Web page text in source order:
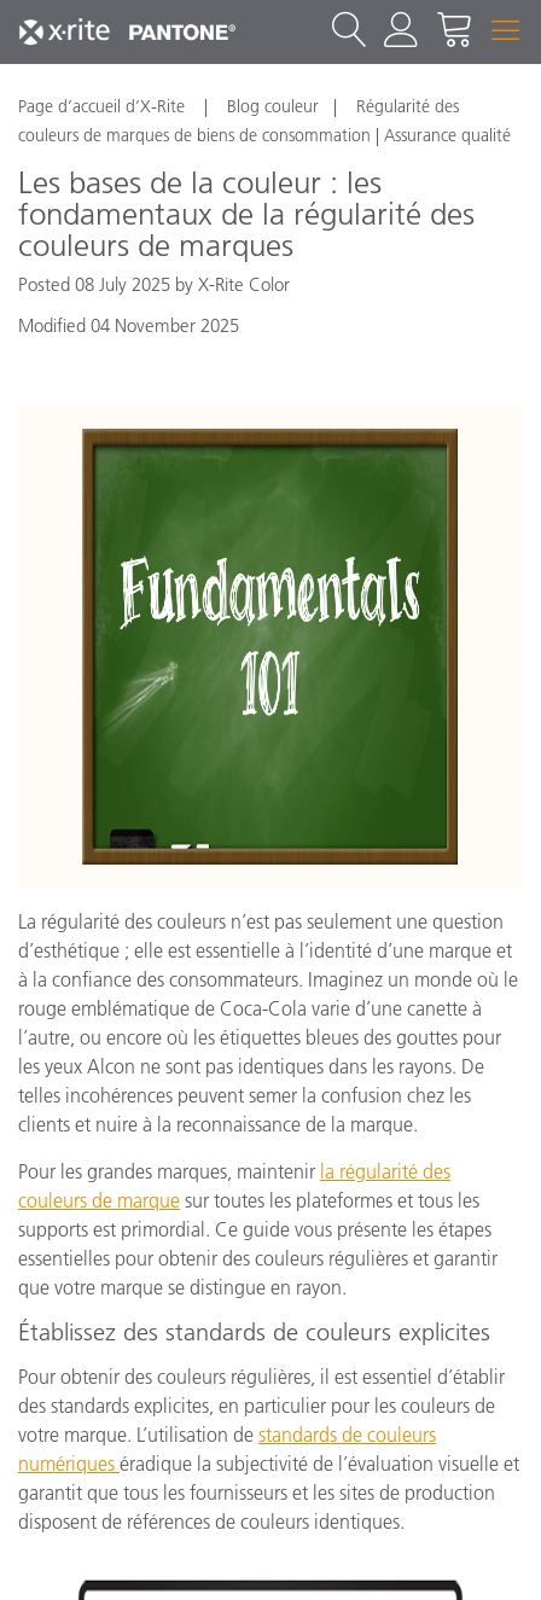
Page d’accueil d’X-Rite Blog couleur
Régularité des
couleurs de marques de biens de consommation | Assurance qualité
Les bases de la couleur : les
fondamentaux de la régularité des
couleurs de marques
Posted 08 July 2025 by X-Rite Color
Modified 04 November 2025
La régularité des couleurs n’est pas seulement une question
d’esthétique ; elle est essentielle à l’identité d’une marque et
à la confiance des consommateurs. Imaginez un monde où le
rouge emblématique de Coca-Cola varie d’une canette à
l’autre, ou encore où les étiquettes bleues des gouttes pour
les yeux Alcon ne sont pas identiques dans les rayons. De
telles incohérences peuvent semer la confusion chez les
clients et nuire à la reconnaissance de la marque.
Pour les grandes marques, maintenir la régularité des
couleurs de marque sur toutes les plateformes et tous les
supports est primordial. Ce guide vous présente les étapes
essentielles pour obtenir des couleurs régulières et garantir
que votre marque se distingue en rayon.
Établissez des standards de couleurs explicites
Pour obtenir des couleurs régulières, il est essentiel d’établir
des standards explicites, en particulier pour les couleurs de
votre marque. L’utilisation de standards de couleurs
numériques éradique la subjectivité de l’évaluation visuelle et
garantit que tous les fournisseurs et les sites de production
disposent de références de couleurs identiques.